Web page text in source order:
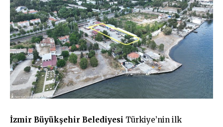
İzmir Büyükşehir Belediyesi Türkiye’nin ilk